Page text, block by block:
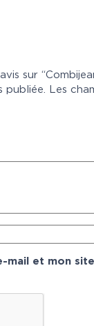
sur
publiée.
Les
mail et mon